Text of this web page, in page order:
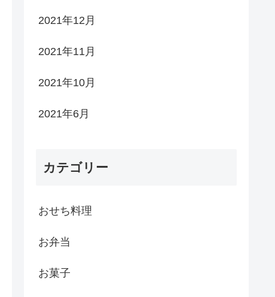
2021年12月
2021年11月
2021年10月
2021年6月
カテゴリー
おせち料理
お弁当
お菓子